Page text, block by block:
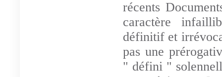
récents
caractère
définitif et
pas une
" défini "